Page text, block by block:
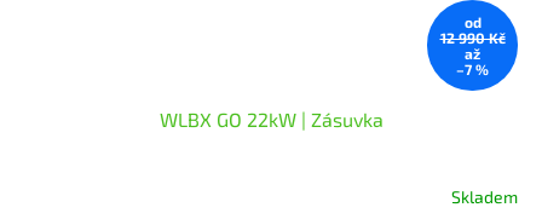
od
12 990 Kč
až
–7 %
WLBX GO 22kW | Zásuvka
Skladem